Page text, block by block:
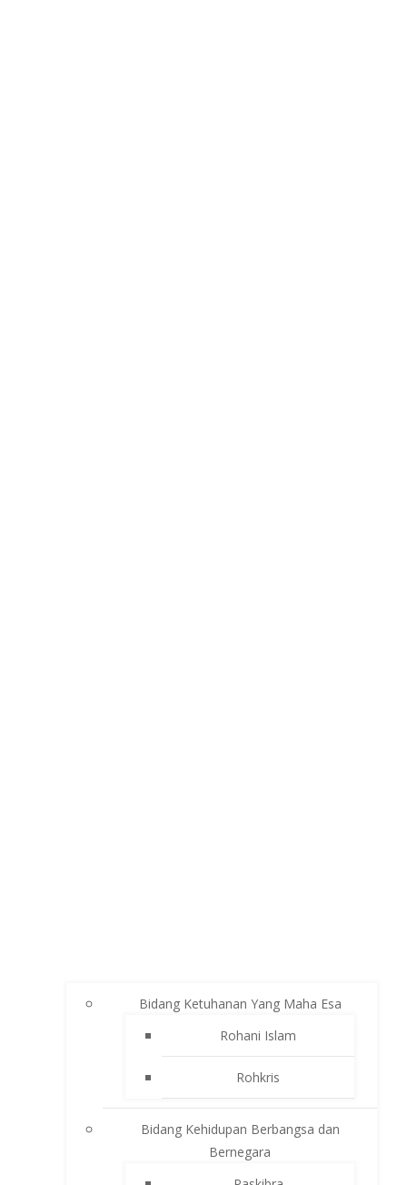
Bidang Ketuhanan Yang Maha Esa
Rohani Islam
Rohkris
Bidang Kehidupan Berbangsa dan
Bernegara